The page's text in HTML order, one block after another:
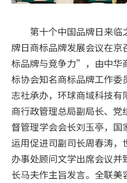
第十个中国品牌日来临
牌日商标品牌发展会议在
标品牌与竞争力”，由中华
标协会知名商标品牌工作委
志社承办，环球商域科技有
商行政管理总局副局长、党
督管理学会会长刘玉亭，国
运用促进司副司长周春涛，
办事处顾问文学出席会议
长马夫作主旨发言。全联